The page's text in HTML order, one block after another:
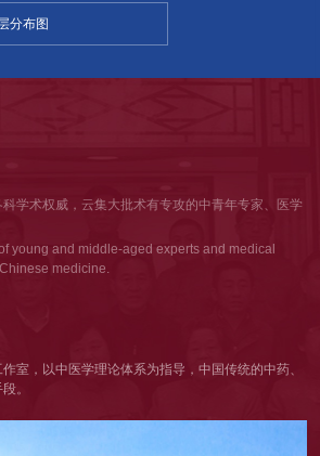
分布图
学术权威，云集大批术有专攻的中青年专家、医学
young and middle-aged experts and medical
medicine.
室，以中医学理论体系为指导， 中国传统的中药、
。